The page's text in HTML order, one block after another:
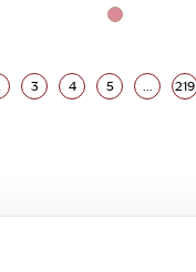
3 4 5 ... 219
рассылку